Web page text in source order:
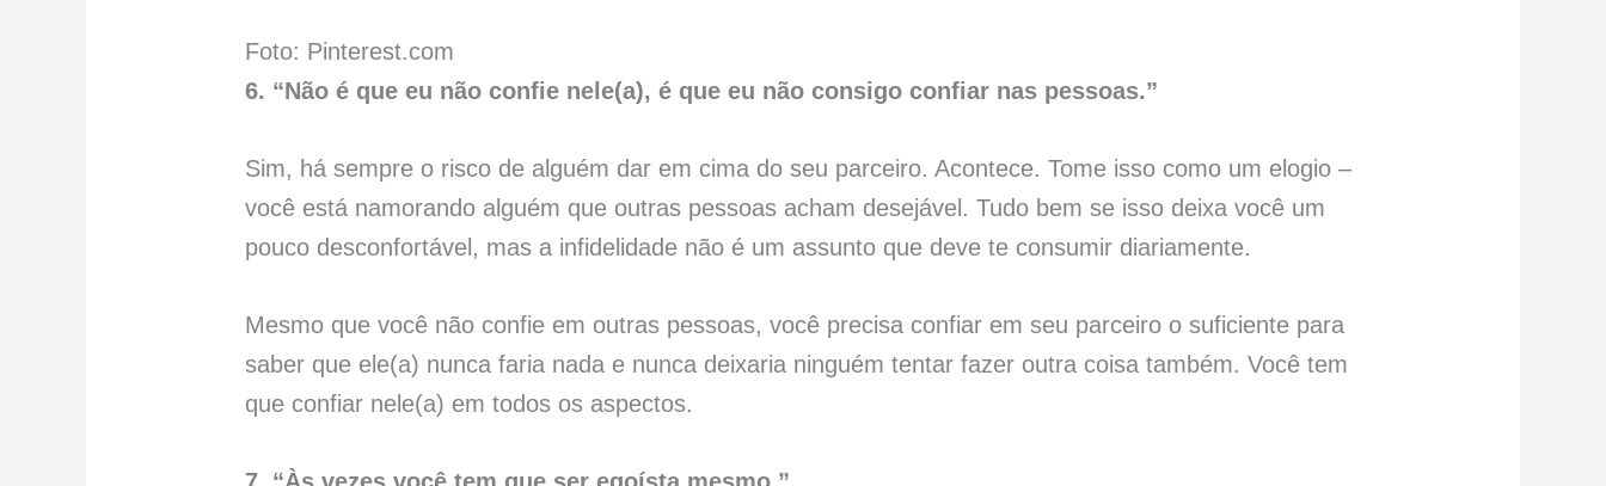
Foto: Pinterest.com
6. “Não é que eu não confie nele(a), é que eu não consigo confiar nas pessoas.”
Sim, há sempre o risco de alguém dar em cima do seu parceiro. Acontece. Tome isso como um elogio –
você está namorando alguém que outras pessoas acham desejável. Tudo bem se isso deixa você um
pouco desconfortável, mas a infidelidade não é um assunto que deve te consumir diariamente.
Mesmo que você não confie em outras pessoas, você precisa confiar em seu parceiro o suficiente para
saber que ele(a) nunca faria nada e nunca deixaria ninguém tentar fazer outra coisa também. Você tem
que confiar nele(a) em todos os aspectos.